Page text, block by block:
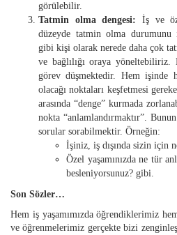
görülebilir.
Tatmin olma dengesi: İş ve
düzeyde tatmin olma durumunu
gibi kişi olarak nerede daha çok
ve bağlılığı oraya
görev düşmektedir. Hem işinde
olacağı noktaları keşfetmesi
arasında “denge” kurmada
nokta “anlamlandırmaktır”.
sorular sorabilmektir. Örneğin:
İşiniz, iş dışında sizin için
Özel yaşamınızda ne tür
besleniyorsunuz? gibi.
Son Sözler…
Hem iş yaşamımızda öğrendiklerimiz
ve öğrenmelerimiz gerçekte bizi